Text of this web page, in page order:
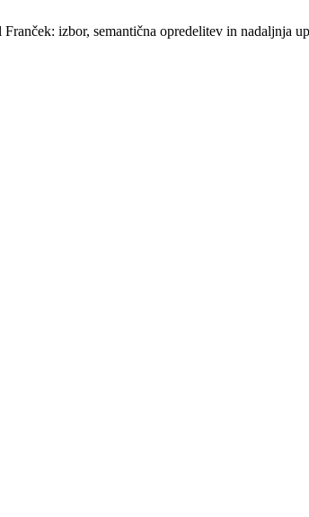
izbor, semantična opredelitev in nadaljnja